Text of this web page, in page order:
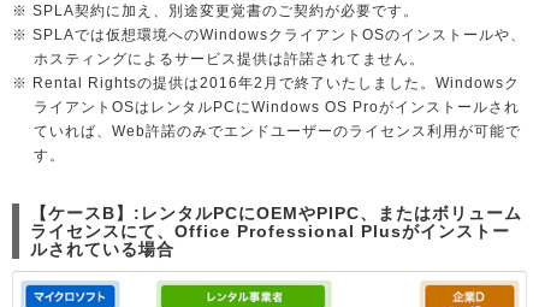
※ SPLA契約に加え、別途変更覚書のご契約が必要です。
※ SPLAでは仮想環境へのWindowsクライアントOSのインストールや、
ホスティングによるサービス提供は許諾されてません。
※ Rental Rightsの提供は2016年2月で終了いたしました。Windowsク
ライアントOSはレンタルPCにWindows OS Proがインストールされ
ていれば、Web許諾のみでエンドユーザーのライセンス利用が可能で
す。
【ケースB】:レンタルPCにOEMやPIPC、またはボリューム
ライセンスにて、Office Professional Plusがインストー
ルされている場合